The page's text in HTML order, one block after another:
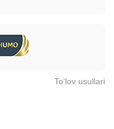
To‘lov usullari